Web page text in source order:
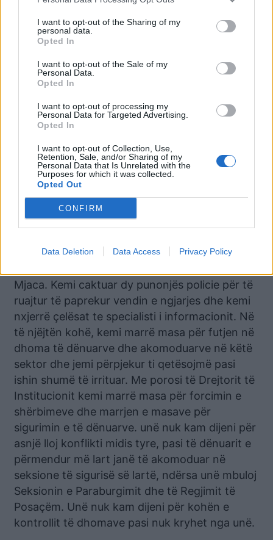
I want to opt-out of the Sharing of my
personal data.
Opted In
I want to opt-out of the Sale of my
Personal Data.
Opted In
I want to opt-out of processing my
Personal Data for Targeted Advertising.
Opted In
I want to opt-out of Collection, Use,
Retention, Sale, and/or Sharing of my
Personal Data that Is Unrelated with the
Purposes for which it was collected.
Opted Out
CONFIRM
Data Deletion Data Access Privacy Policy
Sokol Mjaca e kishte qëlluar me armë.
Njëkohësisht, i kishte drejtuar armën edhe
punonjësit të vëzhgimit, Indrit Dubali, duke i
pjesa e ajrimit. Nëninspektor Indrit Dubali, nën
kërcënimin e armës, kishte hapur portën dhe i
burgosur i armatosur kishte vrapuar në drejtim
të ambjenteve të takimeve të Godinës B, duke
u futur brenda tyre, ku edhe e gjetëm ne.
Ndërkohë pas tij kishin shkuar, duke vrapuar
edhe disa të dënuar të tjerë, shokë me të
dëmtuarit Arben Lleshi dhe Indrit Shaqja.
Të gjitha këto janë sipas thënieve të punonjësit
Indrit Dubali. Pas kësaj me punonjësit e grupit
kishte ndodhur ngjarja dhe mbylljen e dhomës
Mjaca. Kemi caktuar dy punonjës policie për të
ruajtur të paprekur vendin e ngjarjes dhe kemi
nxjerrë çelësat te specialisti i informacionit. Në
të njëjtën kohë, kemi marrë masa për futjen në
dhoma të dënuarve dhe akomoduarve në këtë
sektor dhe jemi përpjekur ti qetësojmë pasi
ishin shumë të irrituar. Me porosi të Drejtorit të
Institucionit kemi marrë masa për forcimin e
shërbimeve dhe marrjen e masave për
sigurimin e të dënuarve. unë nuk kam dijeni për
asnjë lloj konflikti midis tyre, pasi të dënuarit e
përmendur më lart janë të akomoduar në
seksione të sigurisë së lartë, ndërsa unë mbuloj
Seksionin e Paraburgimit dhe të Regjimit të
Posaçëm. Unë nuk kam dijeni për kohën e
kontrollit të dhomave pasi nuk kryhet nga unë.